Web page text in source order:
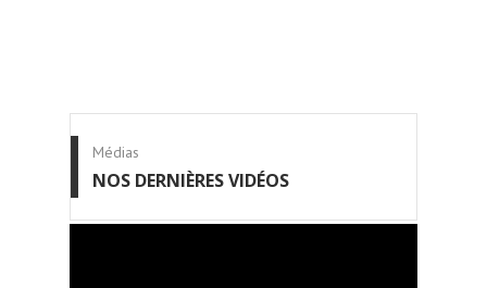
Médias
NOS DERNIÈRES VIDÉOS